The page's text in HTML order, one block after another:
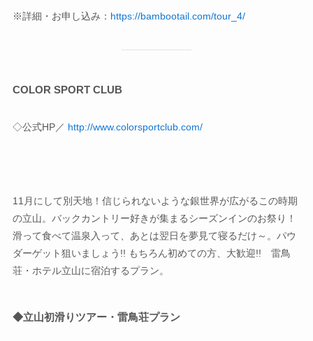
※詳細・お申し込み： https://bambootail.com/tour_4/
COLOR SPORT CLUB
◇公式HP／ http://www.colorsportclub.com/
11月にして別天地！信じられないような銀世界が広がるこの時期
の立山。バックカントリー好きが集まるシーズンインのお祭り！
滑って食べて温泉入って、あとは翌日を夢見て寝るだけ～。パウ
ダーゲット狙いましょう!! もちろん初めての方、大歓迎!! 雷鳥
荘・ホテル立山に宿泊するプラン。
◆立山初滑りツアー・雷鳥荘プラン